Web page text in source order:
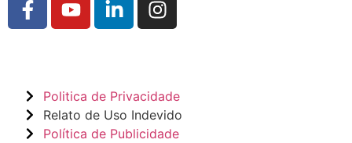
Politica de Privacidade
Relato de Uso Indevido
Política de Publicidade